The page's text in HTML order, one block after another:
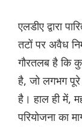
एलडीए द्वारा
तटों पर अवैध
गौरतलब है कि
है, जो लगभग
है। हाल ही में,
परियोजना का